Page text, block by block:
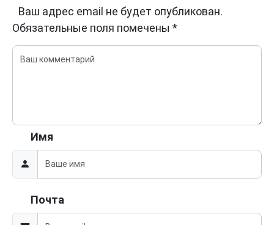
Ваш адрес email не будет опубликован.
Обязательные поля помечены *
Имя
Почта